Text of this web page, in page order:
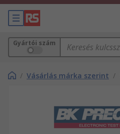
Gyártói szám
/ Vásárlás márka szerint /